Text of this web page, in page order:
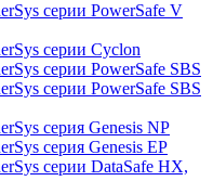
серии PowerSafe V
серии Cyclon
серии PowerSafe SBS
серии PowerSafe SBS
серия Genesis NP
серия Genesis EP
серии DataSafe HX,